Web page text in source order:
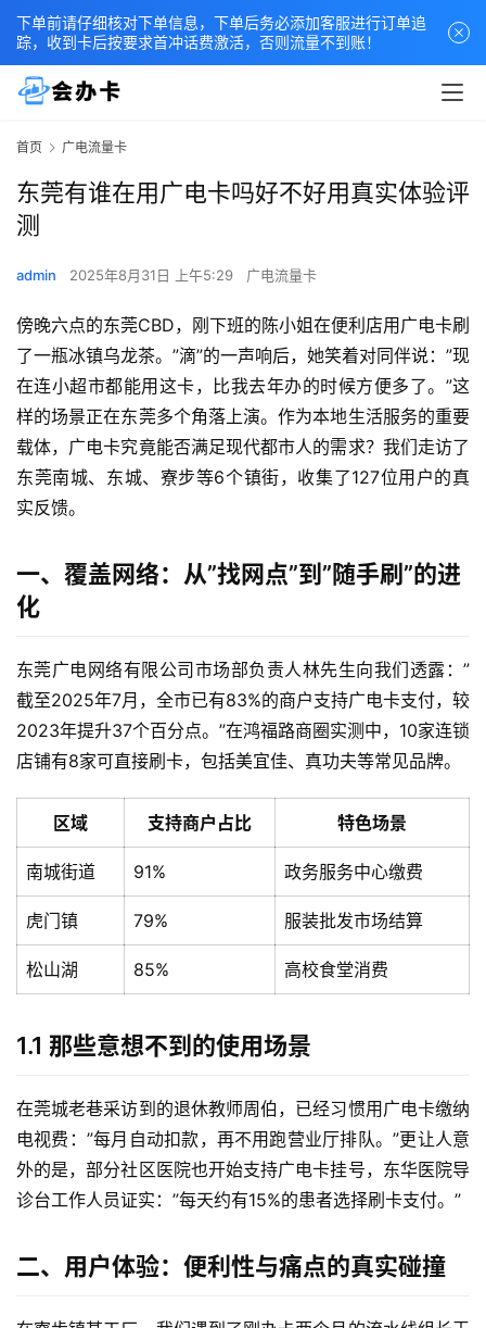
首页 广电流量卡
东莞有谁在用广电卡吗好不好用真实体验评
测
admin 2025年8月31日 上午5:29 广电流量卡
傍晚六点的东莞CBD，刚下班的陈小姐在便利店用广电卡刷
了一瓶冰镇乌龙茶。”滴”的一声响后，她笑着对同伴说：”现
在连小超市都能用这卡，比我去年办的时候方便多了。”这
样的场景正在东莞多个角落上演。作为本地生活服务的重要
载体，广电卡究竟能否满足现代都市人的需求？我们走访了
东莞南城、东城、寮步等6个镇街，收集了127位用户的真
实反馈。
一、覆盖网络：从”找网点”到”随手刷”的进
化
东莞广电网络有限公司市场部负责人林先生向我们透露：”
截至2025年7月，全市已有83%的商户支持广电卡支付，较
2023年提升37个百分点。”在鸿福路商圈实测中，10家连锁
店铺有8家可直接刷卡，包括美宜佳、真功夫等常见品牌。
区域 支持商户占比 特色场景
南城街道 91% 政务服务中心缴费
虎门镇 79% 服装批发市场结算
松山湖 85% 高校食堂消费
1.1 那些意想不到的使用场景
在莞城老巷采访到的退休教师周伯，已经习惯用广电卡缴纳
电视费：”每月自动扣款，再不用跑营业厅排队。”更让人意
外的是，部分社区医院也开始支持广电卡挂号，东华医院导
诊台工作人员证实：”每天约有15%的患者选择刷卡支付。”
二、用户体验：便利性与痛点的真实碰撞
下单前请仔细核对下单信息，下单后务必添加客服进行订单追
踪，收到卡后按要求首冲话费激活，否则流量不到账！